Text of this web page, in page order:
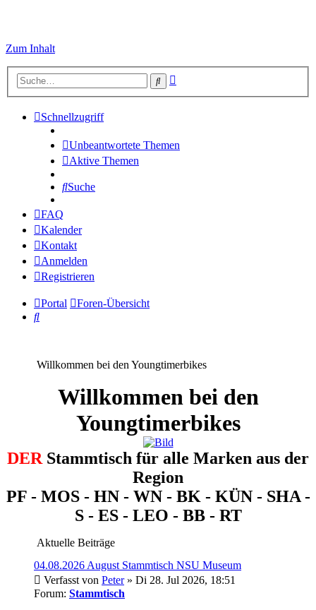
Zum Inhalt
Suche
Schnellzugriff
Unbeantwortete Themen
Aktive Themen
Suche
FAQ
Kalender
Kontakt
Anmelden
Registrieren
Portal
Foren-Übersicht
Suche
Willkommen bei den Youngtimerbikes
Willkommen bei den
Youngtimerbikes
DER Stammtisch für alle Marken aus der
Region
PF - MOS - HN - WN - BK - KÜN - SHA -
S - ES - LEO - BB - RT
Aktuelle Beiträge
04.08.2026 August Stammtisch NSU Museum
Verfasst von Peter» Di 28. Jul 2026, 18:51
Forum: Stammtisch